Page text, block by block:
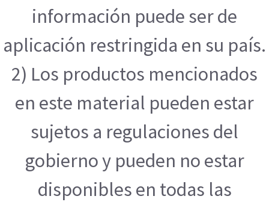
información puede ser de
aplicación restringida en su país.
2) Los productos mencionados
en este material pueden estar
sujetos a regulaciones del
gobierno y pueden no estar
disponibles en todas las